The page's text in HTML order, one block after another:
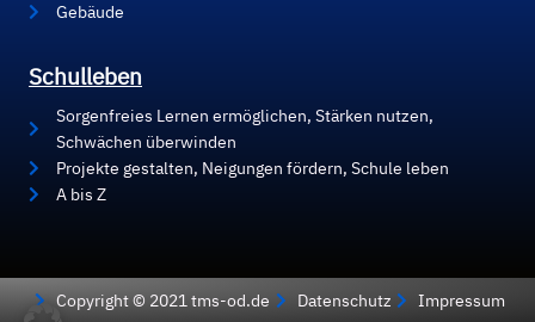
Gebäude
Schulleben
Sorgenfreies Lernen ermöglichen, Stärken nutzen,
Schwächen überwinden
Projekte gestalten, Neigungen fördern, Schule leben
A bis Z
Copyright © 2021 tms-od.de Datenschutz Impressum